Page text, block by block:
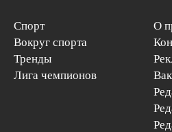
Спорт
Вокруг спорта
Тренды
Лига чемпионов
О